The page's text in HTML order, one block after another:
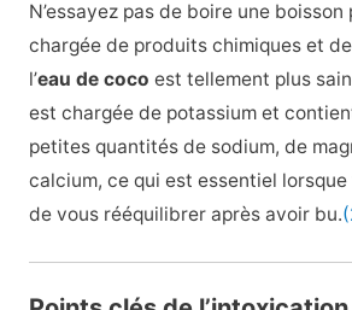
N’essayez pas de boire une
chargée de produits chimiques et
l’eau de coco est tellement plus
est chargée de potassium et
petites quantités de sodium, de
calcium, ce qui est essentiel
de vous rééquilibrer après avoir bu.